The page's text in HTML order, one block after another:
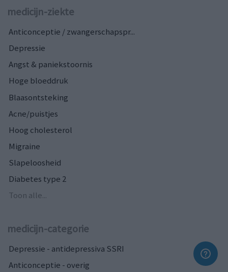
medicijn-ziekte
Anticonceptie / zwangerschapspr...
Depressie
Angst & paniekstoornis
Hoge bloeddruk
Blaasontsteking
Acne/puistjes
Hoog cholesterol
Migraine
Slapeloosheid
Diabetes type 2
Toon alle...
medicijn-categorie
Depressie - antidepressiva SSRI
Anticonceptie - overig